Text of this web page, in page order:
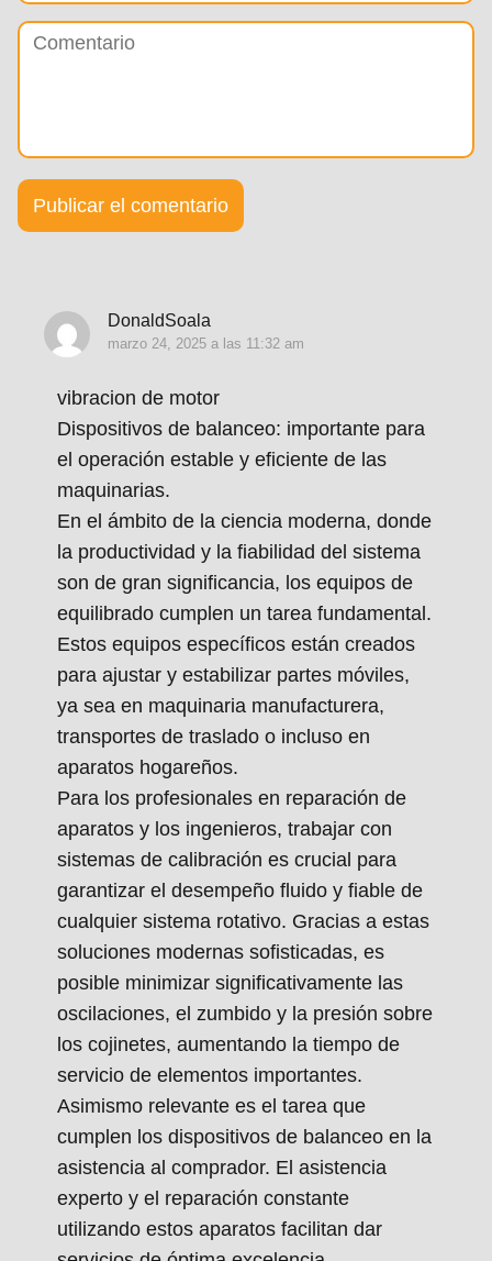
DonaldSoala
marzo 24, 2025 a las 11:32 am
vibracion de motor
Dispositivos de balanceo: importante para
el operación estable y eficiente de las
maquinarias.
En el ámbito de la ciencia moderna, donde
la productividad y la fiabilidad del sistema
son de gran significancia, los equipos de
equilibrado cumplen un tarea fundamental.
Estos equipos específicos están creados
para ajustar y estabilizar partes móviles,
ya sea en maquinaria manufacturera,
transportes de traslado o incluso en
aparatos hogareños.
Para los profesionales en reparación de
aparatos y los ingenieros, trabajar con
sistemas de calibración es crucial para
garantizar el desempeño fluido y fiable de
cualquier sistema rotativo. Gracias a estas
soluciones modernas sofisticadas, es
posible minimizar significativamente las
oscilaciones, el zumbido y la presión sobre
los cojinetes, aumentando la tiempo de
servicio de elementos importantes.
Asimismo relevante es el tarea que
cumplen los dispositivos de balanceo en la
asistencia al comprador. El asistencia
experto y el reparación constante
utilizando estos aparatos facilitan dar